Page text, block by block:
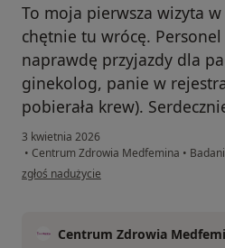
To moja pierwsza wizyta
chętnie tu wrócę.
naprawdę przyjazdy dla
ginekolog, panie w
pobierała krew).
3 kwietnia 2026
• Centrum Zdrowia Medfemina •
w opinii użytkownika Daria
zgłoś nadużycie
Centrum Zdrowia